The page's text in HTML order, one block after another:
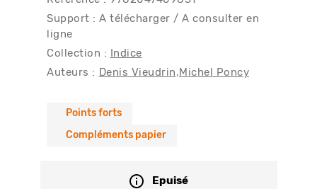
Support : A télécharger / A consulter en
ligne
Collection :
Indice
Auteurs : Denis Vieudrin Michel Poncy
Points forts
Compléments papier
Epuisé